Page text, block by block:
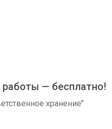
работы — бесплатно!
хранение"